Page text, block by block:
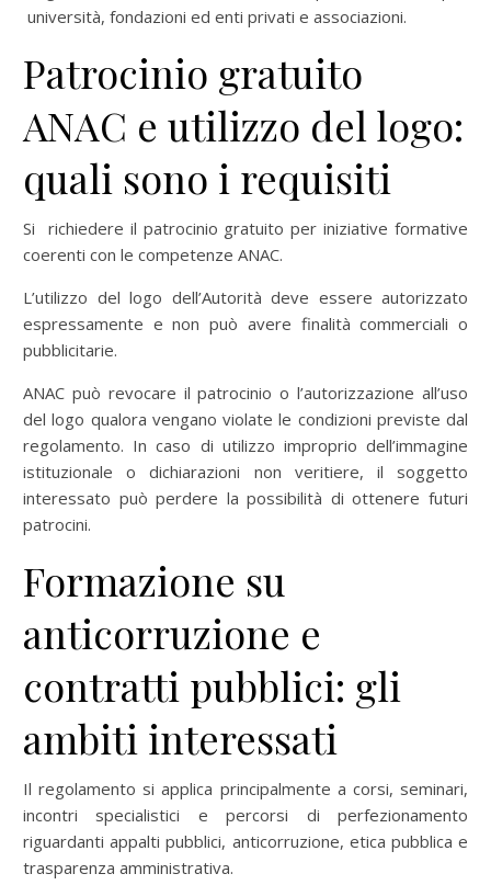
università, fondazioni ed enti privati e associazioni.
Patrocinio gratuito
ANAC e utilizzo del logo:
quali sono i requisiti
Si richiedere il patrocinio gratuito per iniziative formative
coerenti con le competenze ANAC.
L’utilizzo del logo dell’Autorità deve essere autorizzato
espressamente e non può avere finalità commerciali o
pubblicitarie.
ANAC può revocare il patrocinio o l’autorizzazione all’uso
del logo qualora vengano violate le condizioni previste dal
regolamento. In caso di utilizzo improprio dell’immagine
istituzionale o dichiarazioni non veritiere, il soggetto
interessato può perdere la possibilità di ottenere futuri
patrocini.
Formazione su
anticorruzione e
contratti pubblici: gli
ambiti interessati
Il regolamento si applica principalmente a corsi, seminari,
incontri specialistici e percorsi di perfezionamento
riguardanti appalti pubblici, anticorruzione, etica pubblica e
trasparenza amministrativa.